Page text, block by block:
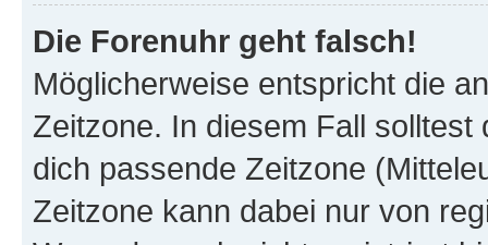
Die Forenuhr geht falsch!
Möglicherweise entspricht die
Zeitzone. In diesem Fall solltest
dich passende Zeitzone
Zeitzone kann dabei nur von